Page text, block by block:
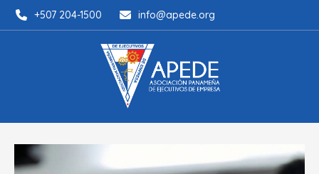
+507 204-1500 info@apede.org